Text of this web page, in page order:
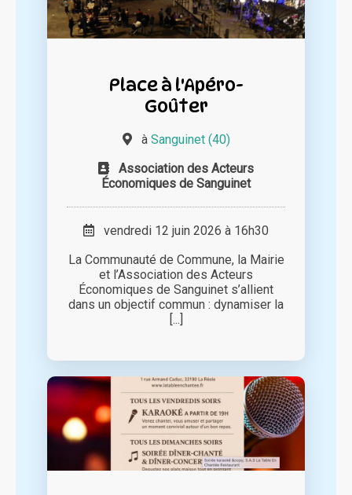
Place à l'Apéro-
Goûter
à Sanguinet (40)
Association des Acteurs
Économiques de Sanguinet
vendredi 12 juin 2026 à 16h30
La Communauté de Commune, la Mairie
et l’Association des Acteurs
Économiques de Sanguinet s’allient
dans un objectif commun : dynamiser la
[...]